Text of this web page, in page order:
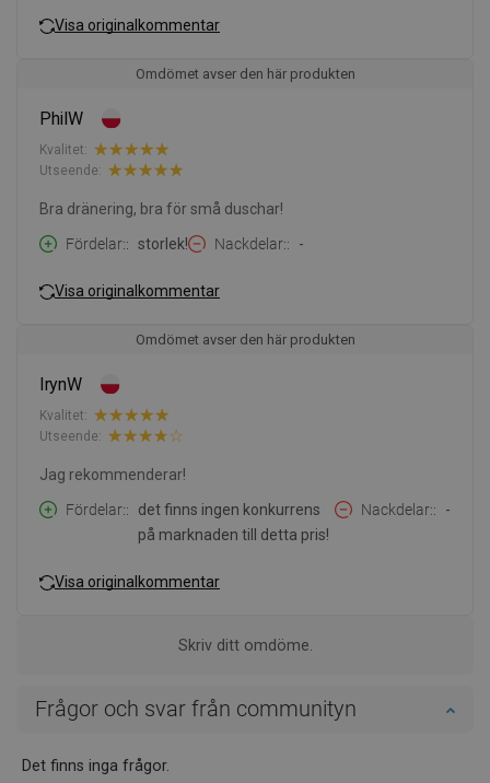
Visa originalkommentar
Omdömet avser den här produkten
PhilW
Kvalitet:
Utseende:
Bra dränering, bra för små duschar!
Fördelar:
storlek! Nackdelar: -
Visa originalkommentar
Omdömet avser den här produkten
IrynW
Kvalitet:
Utseende:
Jag rekommenderar!
Fördelar:
det finns ingen konkurrens
på marknaden till detta pris!
Nackdelar: -
Visa originalkommentar
Skriv ditt omdöme.
Frågor och svar från communityn
Det finns inga frågor.